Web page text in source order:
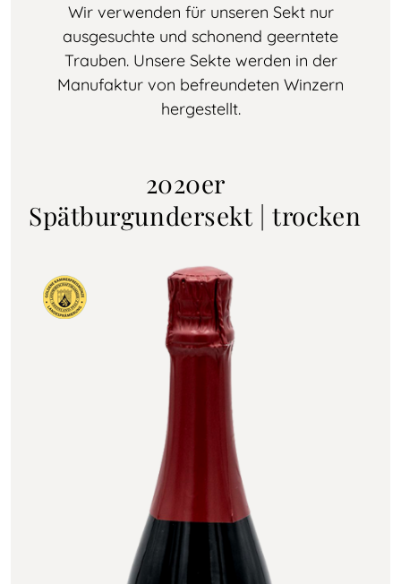
Wir verwenden für unseren Sekt nur
ausgesuchte und schonend geerntete
Trauben. Unsere Sekte werden in der
Manufaktur von befreundeten Winzern
hergestellt.
2020er
Spätburgundersekt | trocken